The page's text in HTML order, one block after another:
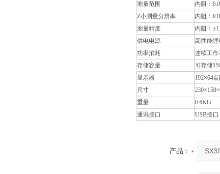
测量范围
内阻：
Z小测量分辨率
内阻：
测量精度
内阻：
供电电源
高性能锂
功率消耗
连续工作
存储容量
可存储
显示器
192×64
尺寸
重量
0.6KG
通讯接口
USB接口
产品：